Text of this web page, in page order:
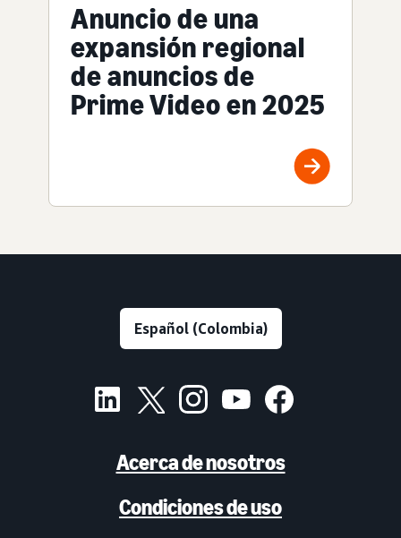
Anuncio de una
expansión regional
de anuncios de
Prime Video en 2025
Acerca de nosotros
Condiciones de uso